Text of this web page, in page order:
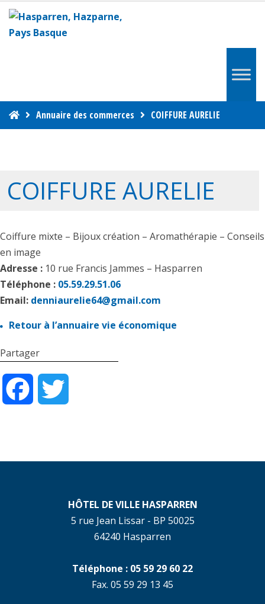
Annuaire des commerces COIFFURE AURELIE
COIFFURE AURELIE
Coiffure mixte – Bijoux création – Aromathérapie – Conseils
en image
Adresse : 10 rue Francis Jammes – Hasparren
Téléphone : 05.59.29.51.06
Email: denniaurelie64@gmail.com
Retour à l’annuaire vie économique
Partager
Facebook
HÔTEL DE VILLE HASPARREN
5 rue Jean Lissar - BP 50025
64240 Hasparren
Téléphone : 05 59 29 60 22
Fax. 05 59 29 13 45